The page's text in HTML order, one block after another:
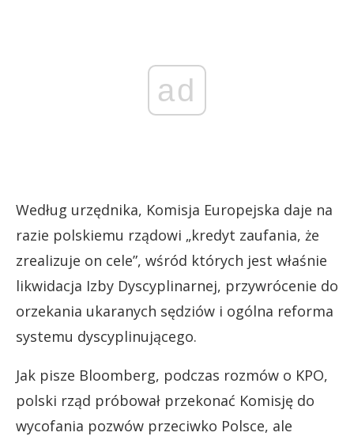
ad
Według urzędnika, Komisja Europejska daje na
razie polskiemu rządowi „kredyt zaufania, że
zrealizuje on cele”, wśród których jest właśnie
likwidacja Izby Dyscyplinarnej, przywrócenie do
orzekania ukaranych sędziów i ogólna reforma
systemu dyscyplinującego.
Jak pisze Bloomberg, podczas rozmów o KPO,
polski rząd próbował przekonać Komisję do
wycofania pozwów przeciwko Polsce, ale